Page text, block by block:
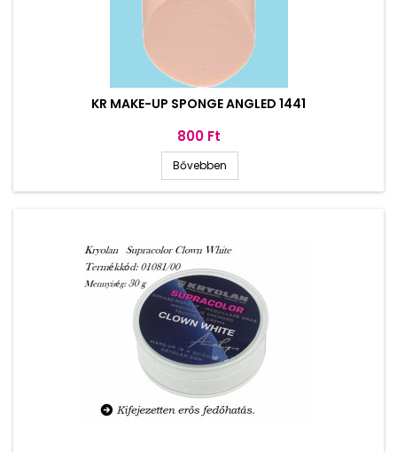
KR MAKE-UP SPONGE ANGLED 1441
Ár
800 Ft
Bővebben